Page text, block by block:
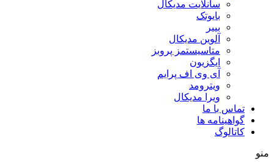
سانلایت مدیکال
بایوتک
بییر
آلوین مدیکال
متاسیستمز پروبز
ایگزیون
آی وی اف پرایم
ویترومد
ویرا مدیکال
تماس با ما
گواهینامه ها
کاتالوگ
منو